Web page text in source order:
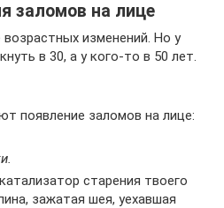
заломов на лице
изменений. Но у
в 30, а у кого-то в 50 лет.
появление заломов на лице:
старения твоего
зажатая шея, уехавшая